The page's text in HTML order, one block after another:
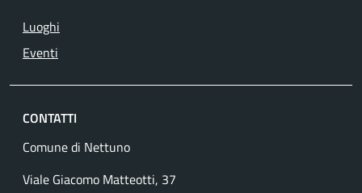
Luoghi
Eventi
CONTATTI
Comune di Nettuno
Viale Giacomo Matteotti, 37